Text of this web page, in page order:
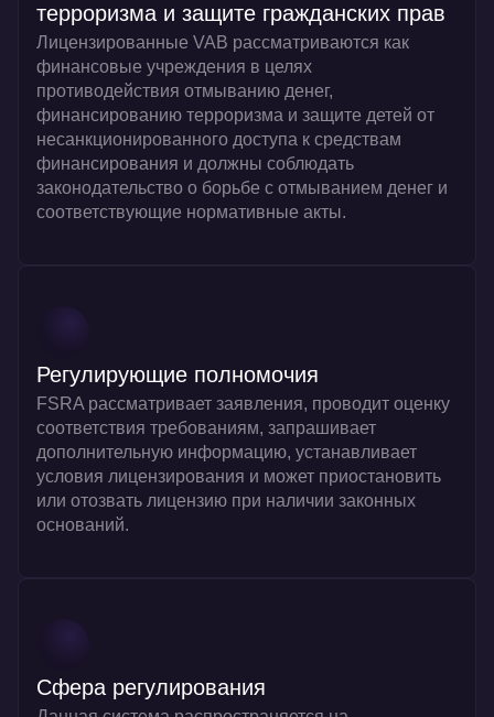
терроризма и защите гражданских прав
Лицензированные VAB рассматриваются как
финансовые учреждения в целях
противодействия отмыванию денег,
финансированию терроризма и защите детей от
несанкционированного доступа к средствам
финансирования и должны соблюдать
законодательство о борьбе с отмыванием денег и
соответствующие нормативные акты.
Регулирующие полномочия
FSRA рассматривает заявления, проводит оценку
соответствия требованиям, запрашивает
дополнительную информацию, устанавливает
условия лицензирования и может приостановить
или отозвать лицензию при наличии законных
оснований.
Сфера регулирования